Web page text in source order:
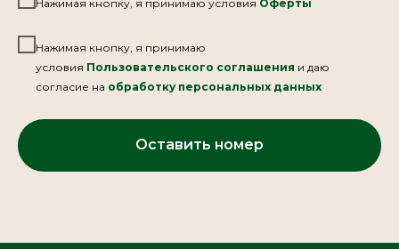
Нажимая кнопку, я принимаю условия Оферты
Нажимая кнопку, я принимаю
условия Пользовательского соглашения и даю
согласие на обработку персональных данных
Оставить номер